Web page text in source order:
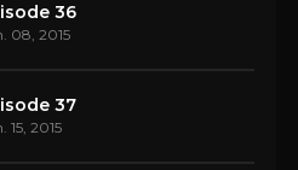
36
08, 2015
37
15, 2015